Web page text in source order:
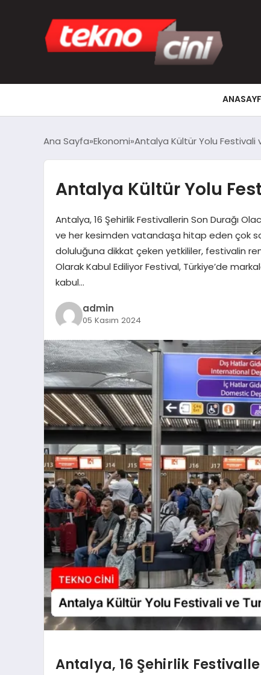
Ana Sayfa Ekonomi Antalya Kültür Yolu Festivali
Antalya Kültür Yolu
Antalya, 16 Şehirlik Festivallerin Son Durağı
ve her kesimden vatandaşa hitap eden çok
doluluğuna dikkat çeken yetkililer, festivalin
Olarak Kabul Ediliyor Festival, Türkiye’de
kabul…
admin
05 Kasım 2024
Antalya, 16 Şehirlik